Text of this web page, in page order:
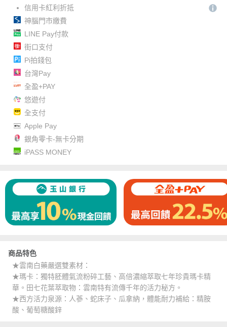
信用卡紅利折抵
神腦門市繳費
LINE Pay付款
街口支付
Pi拍錢包
台灣Pay
全盈+PAY
悠遊付
全支付
Apple Pay
銀角零卡-無卡分期
iPASS MONEY
商品特色
★雲南白藥嚴選雙素材：
★瑪卡：獨特胚體氣流粉碎工藝、高倍濃縮萃取七年珍貴瑪卡精
華。田七花葉萃取物：雲南特有流傳千年的活力秘方。
★西方活力泉源：人蔘、蛇床子、瓜拿納，體能耐力補給：精胺
酸、葡萄糖酸鋅